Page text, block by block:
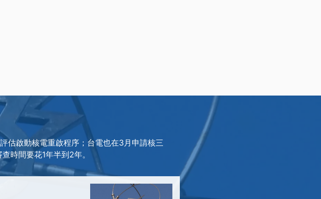
估啟動核電重啟程序；台電也在3月申請核三
時間要花1年半到2年。